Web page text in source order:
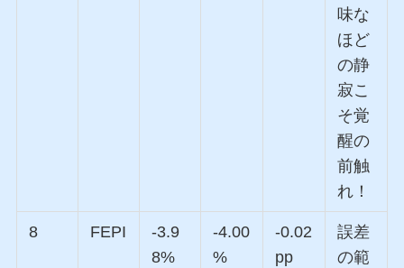
味な
ほど
の静
寂こ
そ覚
醒の
前触
れ！
8 FEPI
-3.9
8%
-4.00
%
-0.02
pp
誤差
の範